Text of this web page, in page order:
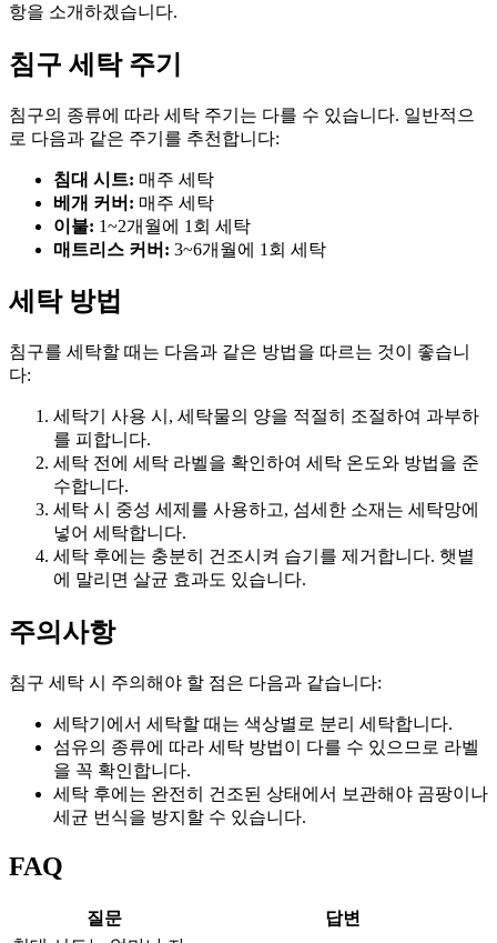
항을 소개하겠습니다.
침구 세탁 주기
침구의 종류에 따라 세탁 주기는 다를 수 있습니다. 일반적으
로 다음과 같은 주기를 추천합니다:
침대 시트: 매주 세탁
베개 커버: 매주 세탁
이불: 1~2개월에 1회 세탁
매트리스 커버: 3~6개월에 1회 세탁
세탁 방법
침구를 세탁할 때는 다음과 같은 방법을 따르는 것이 좋습니
다:
세탁기 사용 시, 세탁물의 양을 적절히 조절하여 과부하
를 피합니다.
세탁 전에 세탁 라벨을 확인하여 세탁 온도와 방법을 준
수합니다.
세탁 시 중성 세제를 사용하고, 섬세한 소재는 세탁망에
넣어 세탁합니다.
세탁 후에는 충분히 건조시켜 습기를 제거합니다. 햇볕
에 말리면 살균 효과도 있습니다.
주의사항
침구 세탁 시 주의해야 할 점은 다음과 같습니다:
세탁기에서 세탁할 때는 색상별로 분리 세탁합니다.
섬유의 종류에 따라 세탁 방법이 다를 수 있으므로 라벨
을 꼭 확인합니다.
세탁 후에는 완전히 건조된 상태에서 보관해야 곰팡이나
세균 번식을 방지할 수 있습니다.
FAQ
질문
답변